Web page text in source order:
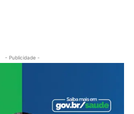
- Publicidade -